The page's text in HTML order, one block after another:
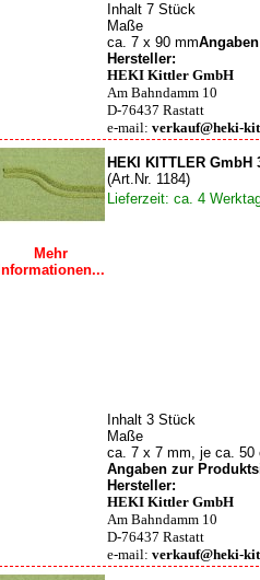
Inhalt 7 Stück
Maße
ca. 7 x 90 mm
Hersteller:
HEKI Kittler GmbH
Am Bahndamm 10
D-76437 Rastatt
e-mail: verkauf@heki-
Mehr
Informationen...
HEKI KITTLER
(Art.Nr. 1184)
Lieferzeit: ca. 4
Inhalt 3 Stück
Maße
ca. 7 x 7 mm, je ca. 50
Angaben zur
Hersteller:
HEKI Kittler GmbH
Am Bahndamm 10
D-76437 Rastatt
e-mail: verkauf@heki-